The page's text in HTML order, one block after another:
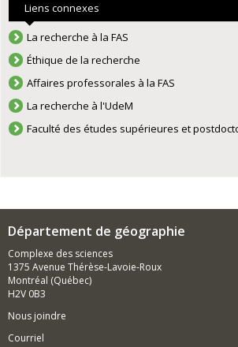
Liens connexes
La recherche à la FAS
Éthique de la recherche
Affaires professorales à la FAS
La recherche à l'UdeM
Faculté des études supérieures et
Département de géographie
Complexe des sciences
1375 Avenue Thérèse-Lavoie-Roux
Montréal (Québec)
H2V 0B3
Nous joindre
Courriel